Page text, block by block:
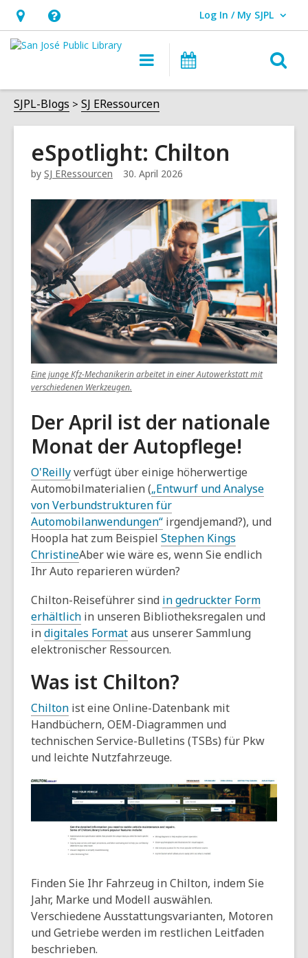
Öffnungszeiten
und
öffnet
ein
Overlay
Hilfe,
öffnet
Overlay
Log In / My SJPL
User Log In / My SJPL.
Hauptnavigation
SJPL-Blogs SJ ERessourcen
eSpotlight: Chilton
by SJ ERessourcen 30. April 2026
Eine junge Kfz-Mechanikerin arbeitet in einer Autowerkstatt mit
verschiedenen Werkzeugen.
neues
Fenster
Der April ist der nationale
Monat der Autopflege!
O'Reillyverfügt über einige höherwertige
Automobilmaterialien („Entwurf und Analyse
von Verbundstrukturen für
Automobilanwendungen“ irgendjemand?), und
Hoopla hat zum Beispiel Stephen Kings
ChristineAber wie wäre es, wenn Sie endlich
Ihr Auto reparieren würden?
Chilton-Reiseführer sind in gedruckter Form
erhältlich in unseren Bibliotheksregalen und
in digitales Formataus unserer Sammlung
elektronischer Ressourcen.
Was ist Chilton?
Chilton ist eine Online-Datenbank mit
Handbüchern, OEM-Diagrammen und
technischen Service-Bulletins (TSBs) für Pkw
und leichte Nutzfahrzeuge.
Finden Sie Ihr Fahrzeug in Chilton, indem Sie
Jahr, Marke und Modell auswählen.
Verschiedene Ausstattungsvarianten, Motoren
und Getriebe werden im restlichen Leitfaden
beschrieben.